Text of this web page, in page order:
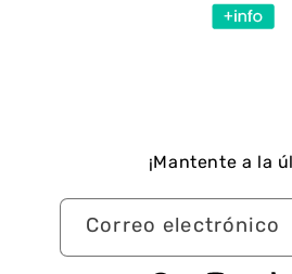
¡Mantente a la
Correo electrónico